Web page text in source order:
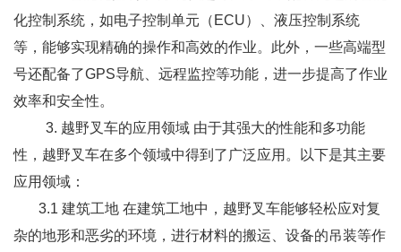
化控制系统，如电子控制单元（ECU）、液压控制系统
等，能够实现精确的操作和高效的作业。此外，一些高端型
号还配备了GPS导航、远程监控等功能，进一步提高了作业
效率和安全性。
3. 越野叉车的应用领域 由于其强大的性能和多功能
性，越野叉车在多个领域中得到了广泛应用。以下是其主要
应用领域：
3.1 建筑工地 在建筑工地中，越野叉车能够轻松应对复
杂的地形和恶劣的环境，进行材料的搬运、设备的吊装等作